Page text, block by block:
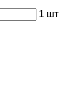
1 шт